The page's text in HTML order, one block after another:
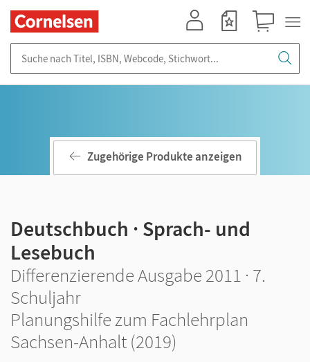
Zugehörige Produkte anzeigen
Deutschbuch · Sprach- und
Lesebuch
Differenzierende Ausgabe 2011 · 7.
Schuljahr
Planungshilfe zum Fachlehrplan
Sachsen-Anhalt (2019)